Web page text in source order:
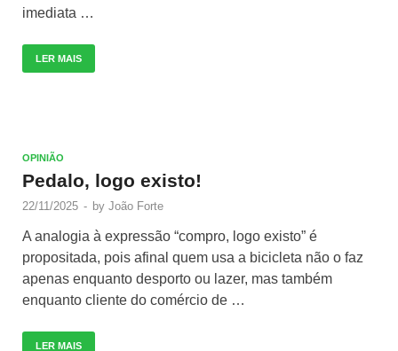
imediata …
LER MAIS
OPINIÃO
Pedalo, logo existo!
22/11/2025 - by João Forte
A analogia à expressão “compro, logo existo” é
propositada, pois afinal quem usa a bicicleta não o faz
apenas enquanto desporto ou lazer, mas também
enquanto cliente do comércio de …
LER MAIS